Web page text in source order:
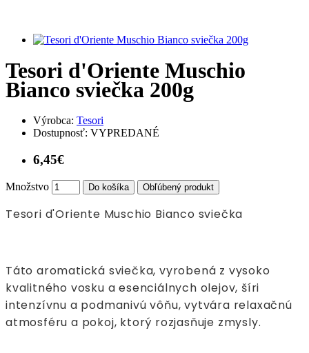
Tesori d'Oriente Muschio
Bianco sviečka 200g
Výrobca: Tesori
Dostupnosť: VYPREDANÉ
6,45€
Množstvo Do košíka Obľúbený produkt
Tesori d'Oriente Muschio Bianco sviečka
Táto aromatická sviečka, vyrobená z vysoko
kvalitného vosku a esenciálnych olejov, šíri
intenzívnu a podmanivú vôňu, vytvára relaxačnú
atmosféru a pokoj, ktorý rozjasňuje zmysly.